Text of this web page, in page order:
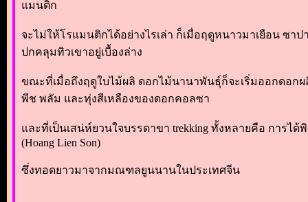
แมนติก
จะไม่ให้โรแมนติกได้อย่างไรเล่า ก็เมื่อฤดูหนาวมาเยือน ซ
ปกคลุมทิวเขาอยู่เบื้องล่าง
ขณะที่เมื่อถึงฤดูใบไม้ผลิ ดอกไม้นานาพันธุ์ก็จะเริ่มออกดอก
พีช พลัม และทุ่งสีเหลืองของดอกคอลซา
และที่เป็นเสน่ห์ยวนใจบรรดาขา trekking ทั้งหลายคือ การไ
(Hoang Lien Son)
ซึ่งทอดยาวมาจากมณฑลยูนนานในประเทศจีน